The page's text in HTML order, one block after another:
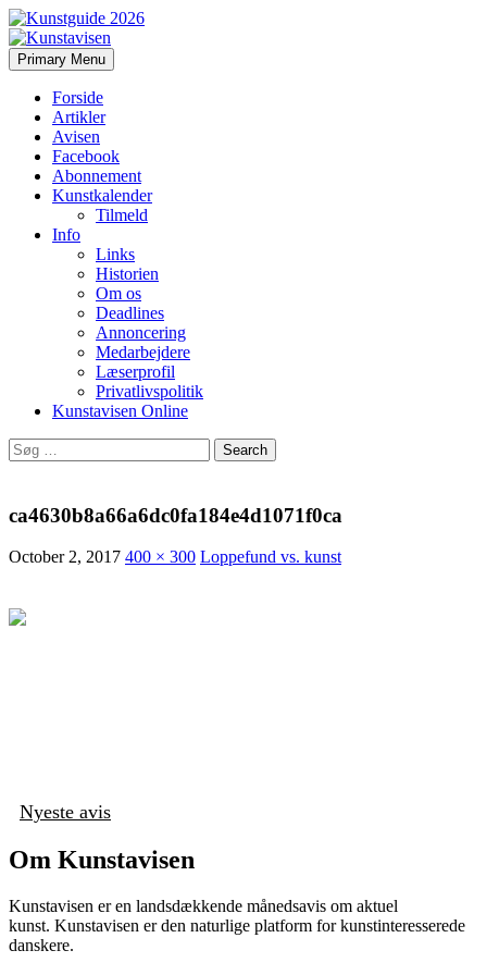
Kunstavisen
Search
Primary Menu Skip
to
Forside
Artikler
Avisen
Facebook
Abonnement
Kunstkalender
Tilmeld
Info
Links
Historien
Om os
Deadlines
Annoncering
Medarbejdere
Læserprofil
Privatlivspolitik
Kunstavisen Online
Search
for:
ca4630b8a66a6dc0fa184e4d1071f0ca
October 2, 2017 400 × 300 Loppefund vs. kunst
Nyeste avis
Om Kunstavisen
Kunstavisen er en landsdækkende månedsavis om aktuel
kunst. Kunstavisen er den naturlige platform for kunstinteresserede
danskere.